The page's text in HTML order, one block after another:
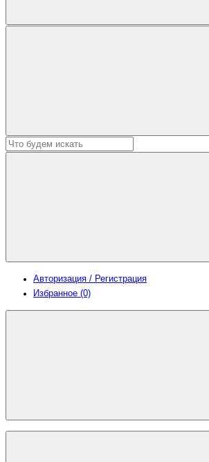
Авторизация / Регистрация
Избранное (0)